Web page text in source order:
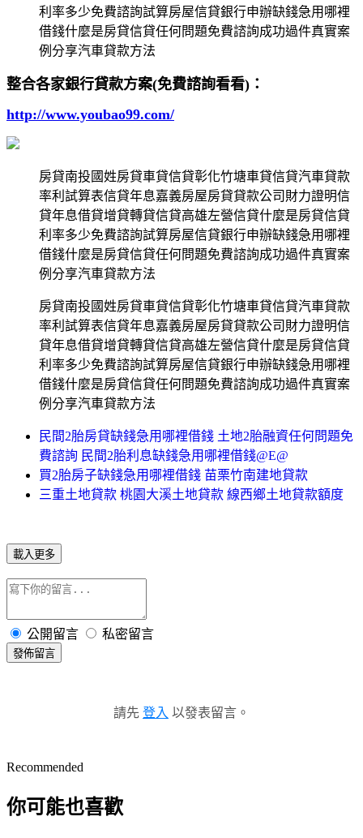
利率多少免費諮詢試算房屋信貸銀行申辦缺錢急用哪裡
借錢什麼是房貸信貸任何問題免費諮詢成功過件真實案
例分享汽車貸款方法
整合各家銀行貸款方案(免費諮詢看看)：
http://www.youbao99.com/
房貸南投國姓房貸車貸信貸彰化竹塘車貸信貸汽車貸款
率利試算表信貸年息嘉義房屋房貸貸款公司財力證明信
貸年息借貸增貸轉貸信貸高雄左營信貸什麼是房貸信貸
利率多少免費諮詢試算房屋信貸銀行申辦缺錢急用哪裡
借錢什麼是房貸信貸任何問題免費諮詢成功過件真實案
例分享汽車貸款方法
房貸南投國姓房貸車貸信貸彰化竹塘車貸信貸汽車貸款
率利試算表信貸年息嘉義房屋房貸貸款公司財力證明信
貸年息借貸增貸轉貸信貸高雄左營信貸什麼是房貸信貸
利率多少免費諮詢試算房屋信貸銀行申辦缺錢急用哪裡
借錢什麼是房貸信貸任何問題免費諮詢成功過件真實案
例分享汽車貸款方法
民間2胎房貸缺錢急用哪裡借錢 土地2胎融資任何問題免
費諮詢 民間2胎利息缺錢急用哪裡借錢@E@
買2胎房子缺錢急用哪裡借錢 苗栗竹南建地貸款
三重土地貸款 桃園大溪土地貸款 線西鄉土地貸款額度
載入更多
公開留言 私密留言
發佈留言
請先 登入 以發表留言。
Recommended
你可能也喜歡